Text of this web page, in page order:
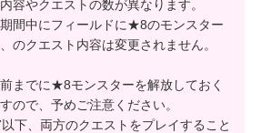
容やクエストの数が異なります。
間中にフィールドに★8のモンスター
のクエスト内容は変更されません。
までに★8モンスターを解放しておく
ので、予めご注意ください。
下、両方のクエストをプレイすること